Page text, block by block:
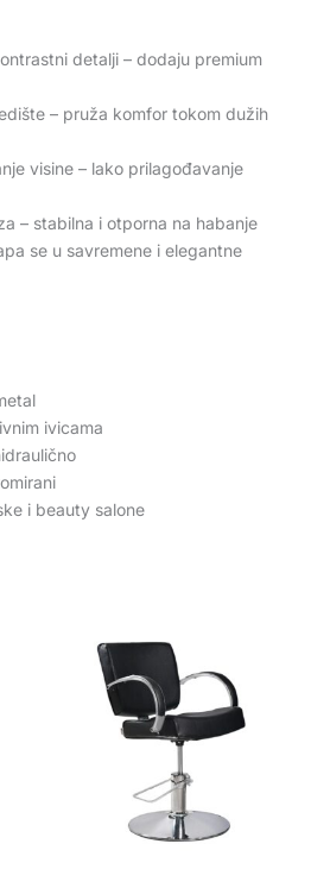
detalji – dodaju premium
– pruža komfor tokom dužih
visine – lako prilagođavanje
– stabilna i otporna na habanje
se u savremene i elegantne
ivicama
i beauty salone